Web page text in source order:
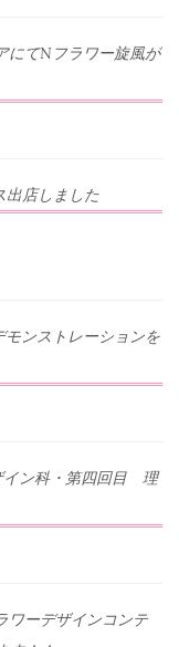
にてNフラワー旋風が
出店しました
ンストレーションを
イン科・第四回目 理
ワーデザインコンテ